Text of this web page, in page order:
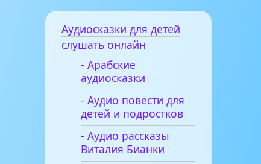
Аудиосказки для детей
слушать онлайн
- Арабские
аудиосказки
- Аудио повести для
детей и подростков
- Аудио рассказы
Виталия Бианки